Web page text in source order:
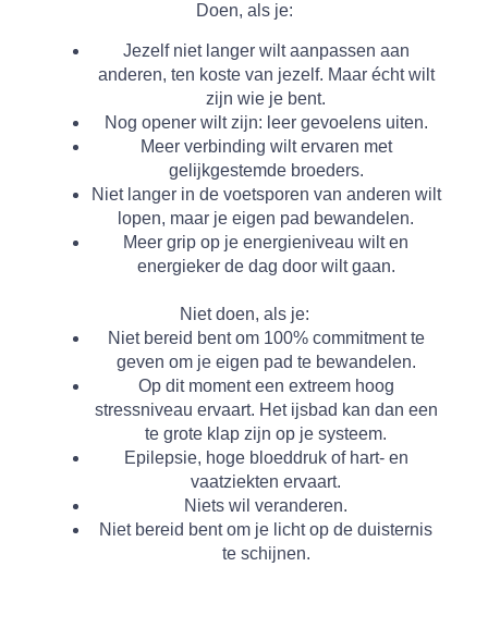
Doen, als je:
Jezelf niet langer wilt aanpassen aan
anderen, ten koste van jezelf. Maar échtwilt
zijn wie je bent.
Nog openerwilt zijn: leer gevoelens uiten.
Meer verbinding wilt ervaren met
gelijkgestemde broeders.
Niet langer in de voetsporen van anderen wilt
lopen, maar je eigen pad bewandelen.
Meer grip op je energieniveau wilt en
energieker de dag door wilt gaan.
Niet doen, als je:
Niet bereid bent om 100% commitment te
geven om je eigen pad te bewandelen.
Op dit moment een extreem hoog
stressniveau ervaart. Het ijsbad kan dan een
te grote klap zijn op je systeem.
Epilepsie, hoge bloeddruk of hart- en
vaatziekten ervaart.
Niets wil veranderen.
Niet bereid bent om je licht op de duisternis
te schijnen.